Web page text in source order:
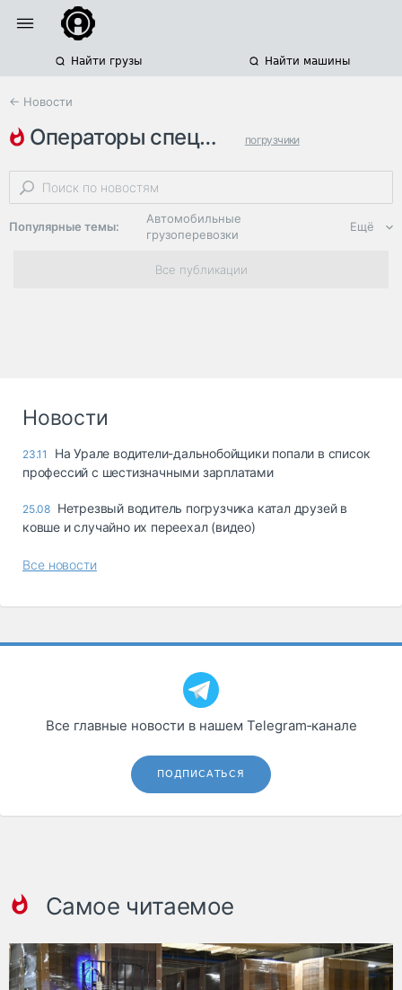
Найти грузы Найти машины
← Новости
операторы спецтехники погрузчики
пьянство за рулем иркутская область
Популярные темы:
Автомобильные
грузоперевозки
Региональная
логистика
опасные грузы
страхование
Спецтехника
Автосервис,
запчасти, шины
Топливо, масла и
автохимия
Ещё
Все публикации
Новости
23.11
На Урале водители-дальнобойщики попали в список
профессий с шестизначными зарплатами
25.08 Нетрезвый водитель погрузчика катал друзей в
ковше и случайно их переехал (видео)
Все новости
Все главные новости в нашем Telegram‑канале
ПОДПИСАТЬСЯ
Самое читаемое